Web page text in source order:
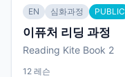
EN 심화과정 PUBLIC
이퓨처 리딩 과정
Reading Kite Book 2
12 레슨